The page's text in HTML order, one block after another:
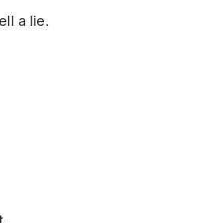
a lie.